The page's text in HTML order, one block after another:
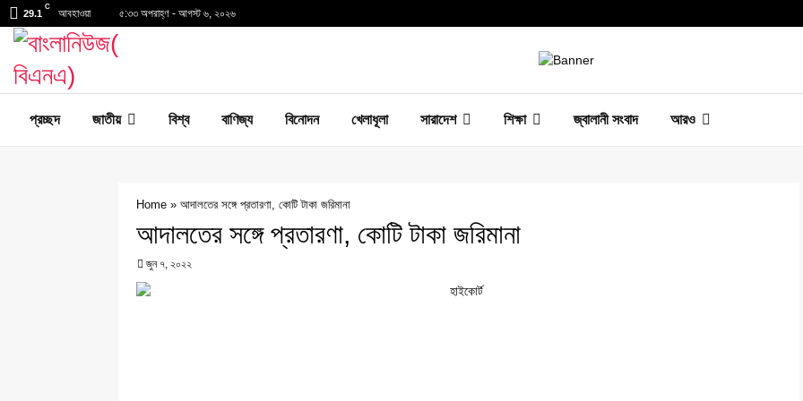
29.1
C
আবহাওয়া ৫:৩৩ অপরাহ্ণ - আগস্ট ৬, ২০২৬
প্রচ্ছদ জাতীয় বিশ্ব বাণিজ্য বিনোদন খেলাধূলা সারাদেশ শিক্ষা জ্বালানী সংবাদ আরও
Home » আদালতের সঙ্গে প্রতারণা, কোটি টাকা জরিমানা
আদালতের সঙ্গে প্রতারণা, কোটি টাকা জরিমানা
জুন ৭, ২০২২